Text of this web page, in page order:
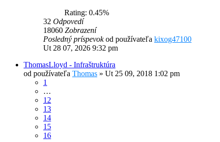
Rating: 0.45%
32 Odpovedí
18060 Zobrazení
Posledný príspevokod používateľa kixog47100
Ut 28 07, 2026 9:32 pm
ThomasLloyd - Infraštruktúra
od používateľa Thomas » Ut 25 09, 2018 1:02 pm
1
…
12
13
14
15
16